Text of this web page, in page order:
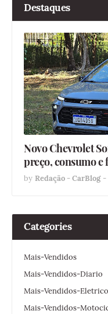
Destaques
Novo Chevrolet
preço, consumo e
by Redação - CarBlog -
Categories
Mais-Vendidos
Mais-Vendidos-Diario
Mais-Vendidos-
Mais-Vendidos-